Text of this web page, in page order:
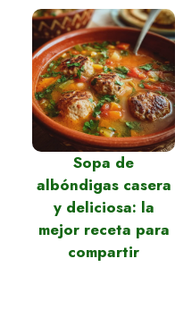
Sopa de
albóndigas casera
y deliciosa: la
mejor receta para
compartir